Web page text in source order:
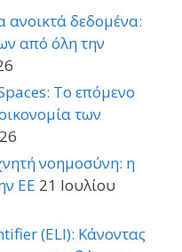
ανοικτά δεδομένα:
από όλη την
Το επόμενο
των
νοημοσύνη: η
ΕΕ 21 Ιουλίου
(ELI): Κάνοντας